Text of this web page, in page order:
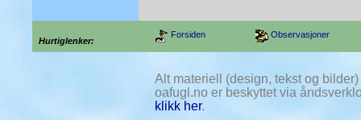
Hurtiglenker:
Forsiden Observasjoner
Alt materiell (design, tekst og
oafugl.no er beskyttet via
klikk her.